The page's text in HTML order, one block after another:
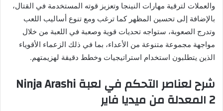
والعملات لترقية مهارات النينجا وتعزيز قوته المستخدمة في القتال،
بالإضافة إلى تحسين المظهر كما ترغب ومع تنوع أساليب اللعب
وتدرج الصعوبة، ستواجه تحديات قوية وصعبة في اللعبة من خلال
مواجهة مجموعة متنوعة من الأعداء، بما في ذلك الزعماء الأقوياء
الذين يتطلبون استخدام استراتيجيات وخطط دقيقة لهزيمتهم.
شرح لعناصر التحكم في لعبة Ninja Arashi
2 المعدلة من ميديا فاير